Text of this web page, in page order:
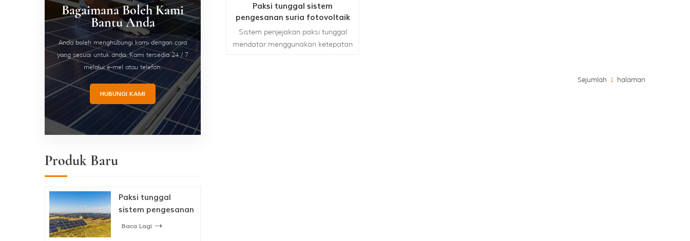
Bagaimana Boleh Kami
Bantu Anda
Anda boleh menghubungi kami dengan cara
yang sesuai untuk anda. Kami tersedia 24 / 7
melalui e-mel atau telefon.
HUBUNGI KAMI
Produk Baru
Paksi tunggal
sistem pengesanan
suria fotovoltaik
Baca Lagi
Paksi tunggal sistem
pengesanan suria fotovoltaik
Sistem penjejakan paksi tunggal
mendatar menggunakan ketepatan
Sejumlah 1 halaman